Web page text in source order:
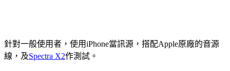
針對一般使用者，使用iPhone當訊源，搭配Apple原廠的音源
線，及Spectra X2作測試。